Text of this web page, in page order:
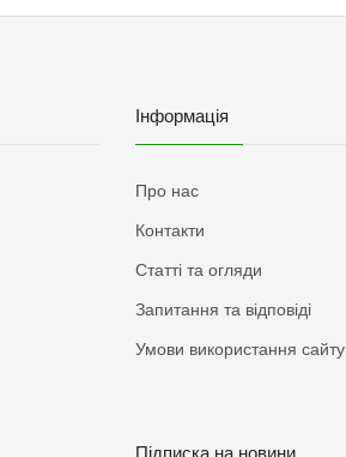
Інформація
Про нас
Контакти
Статті та огляди
Запитання та відповіді
Умови використання сайту
Підписка на новини